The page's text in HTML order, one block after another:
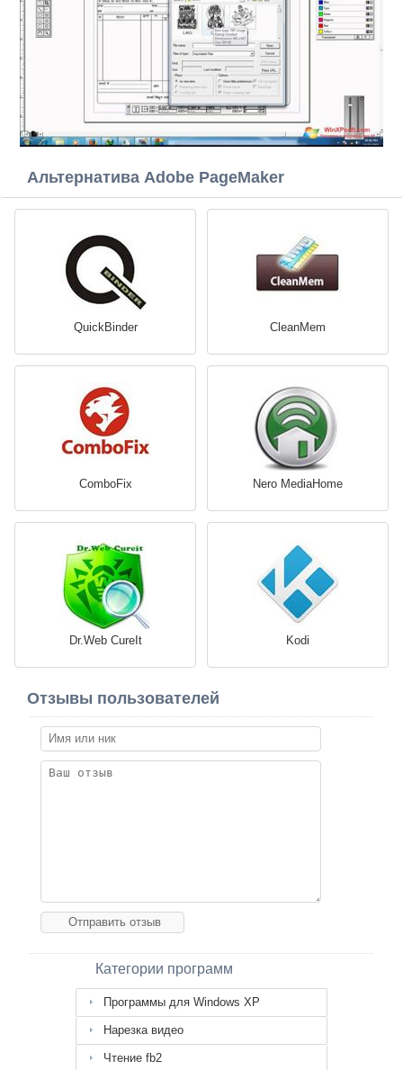
Альтернатива Adobe PageMaker
QuickBinder CleanMem
ComboFix Nero MediaHome
Dr.Web CureIt Kodi
Отзывы пользователей
Категории программ
Программы для Windows XP
Нарезка видео
Чтение fb2